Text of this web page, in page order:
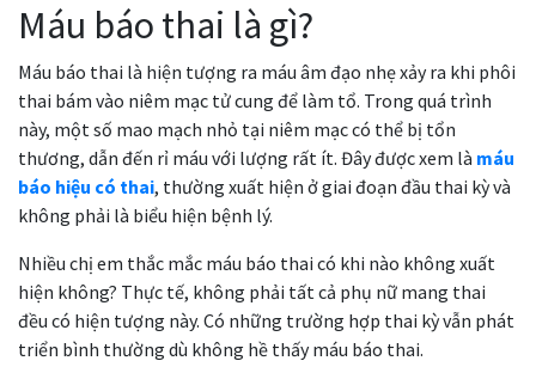
Máu báo thai là gì?
Máu báo thai là hiện tượng ra máu âm đạo nhẹ xảy ra khi phôi
thai bám vào niêm mạc tử cung để làm tổ. Trong quá trình
này, một số mao mạch nhỏ tại niêm mạc có thể bị tổn
thương, dẫn đến rỉ máu với lượng rất ít. Đây được xem là máu
báo hiệu có thai, thường xuất hiện ở giai đoạn đầu thai kỳ và
không phải là biểu hiện bệnh lý.
Nhiều chị em thắc mắc máu báo thai có khi nào không xuất
hiện không? Thực tế, không phải tất cả phụ nữ mang thai
đều có hiện tượng này. Có những trường hợp thai kỳ vẫn phát
triển bình thường dù không hề thấy máu báo thai.